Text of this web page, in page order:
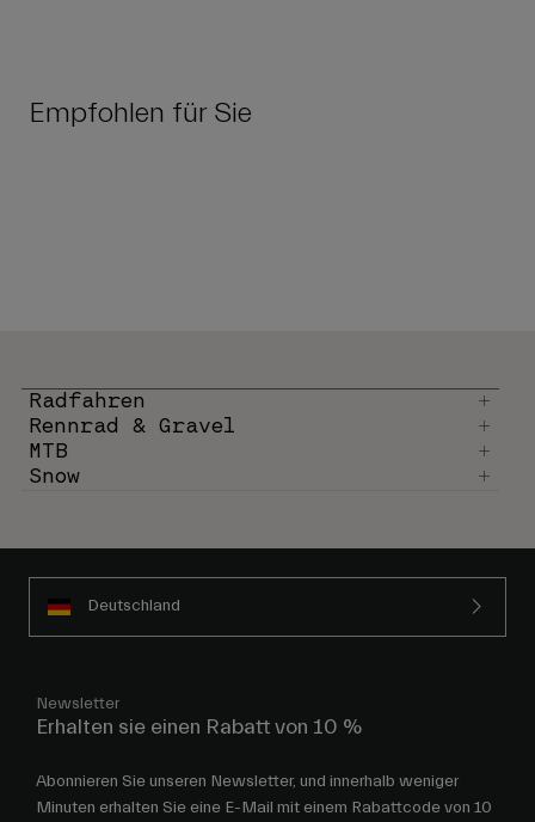
Empfohlen für Sie
Radfahren
Rennrad & Gravel
MTB
Snow
Deutschland
Newsletter
Erhalten sie einen Rabatt von 10 %
Abonnieren Sie unseren Newsletter, und innerhalb weniger
Minuten erhalten Sie eine E-Mail mit einem Rabattcode von 10